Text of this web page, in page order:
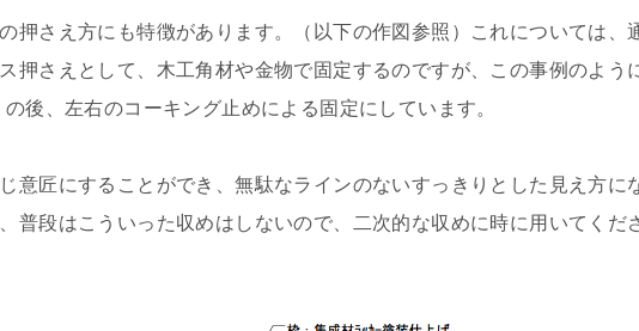
押さえ方にも特徴があります。（以下の作図参照）これについては、
押さえとして、木工角材や金物で固定するのですが、この事例のよう
の後、左右のコーキング止めによる固定にしています。
意匠にすることができ、無駄なラインのないすっきりとした見え方に
普段はこういった収めはしないので、二次的な収めに時に用いてく